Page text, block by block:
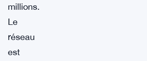
millions.
Le
réseau
est